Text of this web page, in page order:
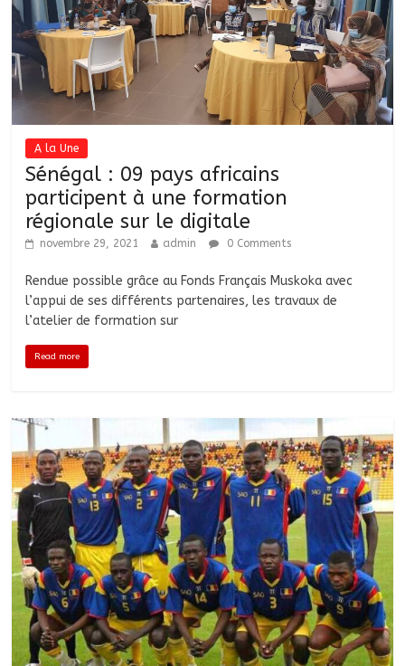
A la Une
Sénégal : 09 pays africains
participent à une formation
régionale sur le digitale
novembre 29, 2021 admin 0 Comments
Rendue possible grâce au Fonds Français Muskoka avec
l’appui de ses différents partenaires, les travaux de
l’atelier de formation sur
Read more